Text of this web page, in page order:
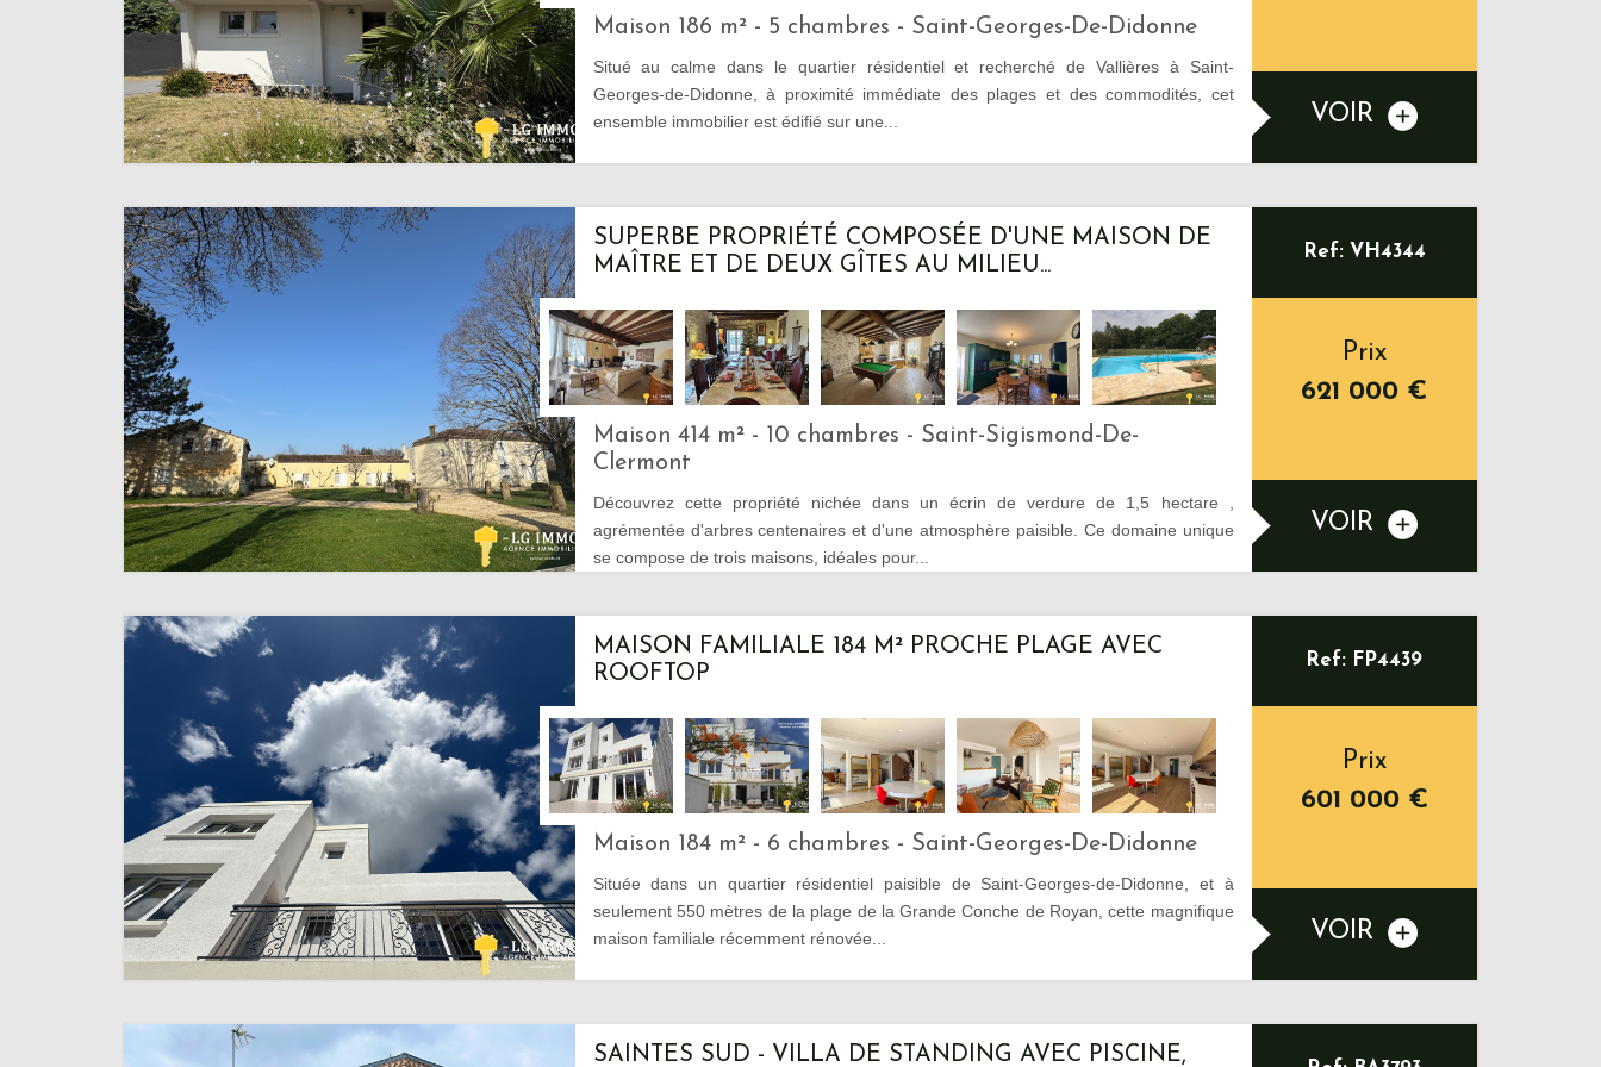
Maison 186 m² - 5 chambres - Saint-Georges-De-Didonne
Situé au calme dans le quartier résidentiel et recherché de Vallières à Saint-
Georges-de-Didonne, à proximité immédiate des plages et des commodités, cet
ensemble immobilier est édifié sur une...
VOIR
SUPERBE PROPRIÉTÉ COMPOSÉE D'UNE MAISON DE
MAÎTRE ET DE DEUX GÎTES AU MILIEU...
Maison 414 m² - 10 chambres - Saint-Sigismond-De-
Clermont
Découvrez cette propriété nichée dans un écrin de verdure de 1,5 hectare ,
agrémentée d'arbres centenaires et d'une atmosphère paisible. Ce domaine unique
se compose de trois maisons, idéales pour...
Ref: VH4344
Prix
621 000 €
VOIR
MAISON FAMILIALE 184 M² PROCHE PLAGE AVEC
ROOFTOP
Maison 184 m² - 6 chambres - Saint-Georges-De-Didonne
Située dans un quartier résidentiel paisible de Saint-Georges-de-Didonne, et à
seulement 550 mètres de la plage de la Grande Conche de Royan, cette magnifique
maison familiale récemment rénovée...
Ref: FP4439
Prix
601 000 €
VOIR
SAINTES SUD - VILLA DE STANDING AVEC PISCINE,